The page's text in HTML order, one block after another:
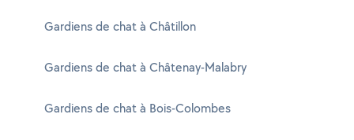
Gardiens de chat à Châtillon
Gardiens de chat à Châtenay-Malabry
Gardiens de chat à Bois-Colombes